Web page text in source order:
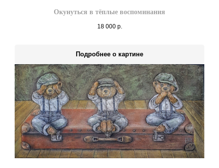
Окунуться в тёплые воспоминания
18 000 р.
Подробнее о картине